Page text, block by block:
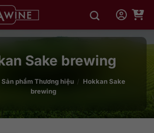
Sake brewing
Sản phẩm Thương hiệu / Hokkan Sake
brewing